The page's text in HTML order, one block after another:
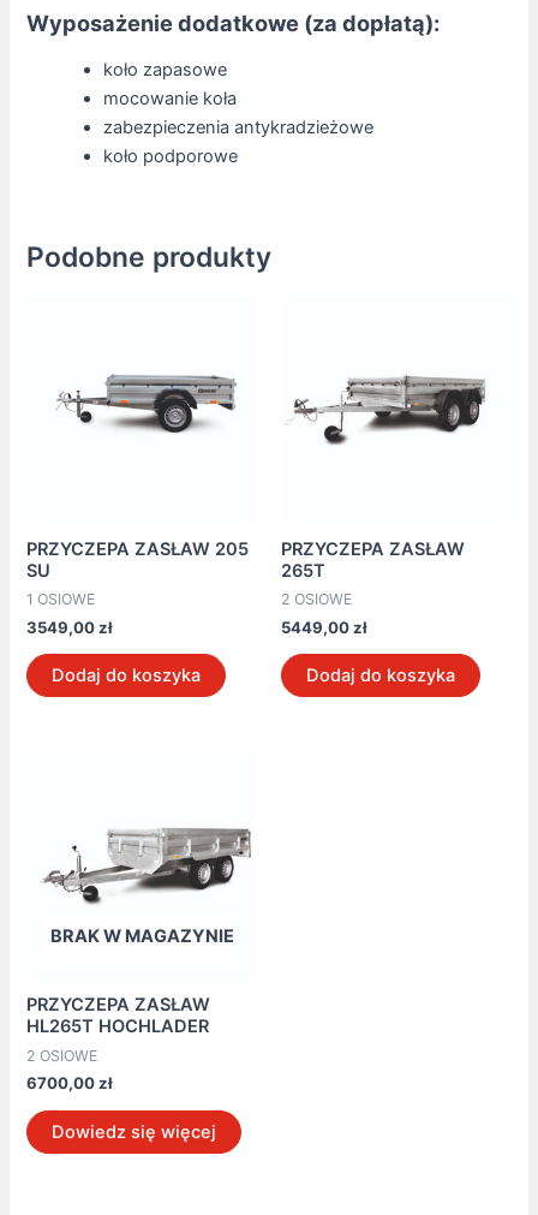
Wyposażenie dodatkowe (za dopłatą):
koło zapasowe
mocowanie koła
zabezpieczenia antykradzieżowe
koło podporowe
Podobne produkty
PRZYCZEPA ZASŁAW 205
SU
1 OSIOWE
3549,00zł
Dodaj do koszyka
PRZYCZEPA ZASŁAW
265T
2 OSIOWE
5449,00zł
Dodaj do koszyka
BRAK W MAGAZYNIE
PRZYCZEPA ZASŁAW
HL265T HOCHLADER
2 OSIOWE
6700,00zł
Dowiedz się więcej